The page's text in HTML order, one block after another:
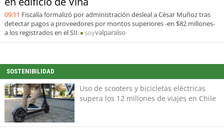
09:11 Fiscalía formalizó por administración desleal a César Muñoz tras
detectar pagos a proveedores por montos superiores -en $82 millones-
a los registrados en el SII.
soyvalparaíso
SOSTENIBILIDAD
Uso de scooters y bicicletas eléctricas
supera los 12 millones de viajes en Chile